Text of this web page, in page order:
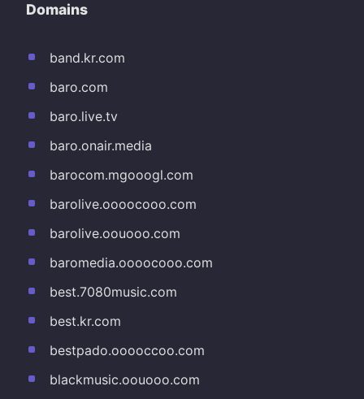
Domains
band.kr.com
baro.com
baro.live.tv
baro.onair.media
barocom.mgooogl.com
barolive.oooocooo.com
barolive.oouooo.com
baromedia.oooocooo.com
best.7080music.com
best.kr.com
bestpado.ooooccoo.com
blackmusic.oouooo.com